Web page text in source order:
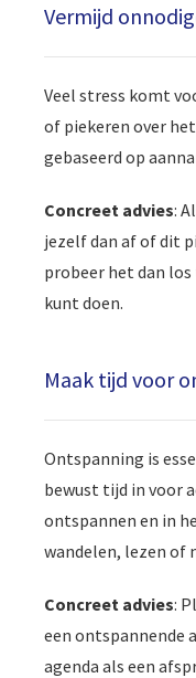
Vermijd
Veel stress komt
of piekeren over
gebaseerd op
Concreet advies:
jezelf dan af of dit
probeer het dan
kunt doen.
Maak tijd voor
Ontspanning is
bewust tijd in voor
ontspannen en in
wandelen, lezen of
Concreet advies:
een ontspannende
agenda als een